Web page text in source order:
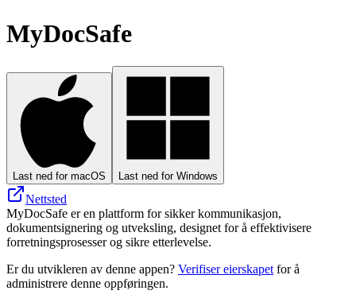
MyDocSafe
Last ned for macOS Last ned for Windows
Nettsted
MyDocSafe er en plattform for sikker kommunikasjon,
dokumentsignering og utveksling, designet for å effektivisere
forretningsprosesser og sikre etterlevelse.
Er du utvikleren av denne appen? Verifiser eierskapet for å
administrere denne oppføringen.